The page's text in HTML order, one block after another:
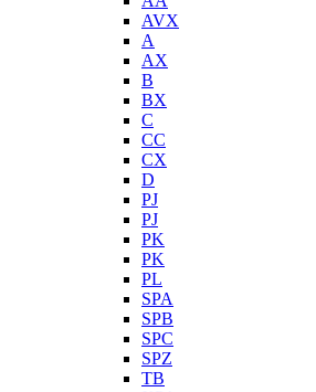
AVX
A
AX
B
BX
C
CC
CX
D
PJ
PJ
PK
PK
PL
SPA
SPB
SPC
SPZ
TB